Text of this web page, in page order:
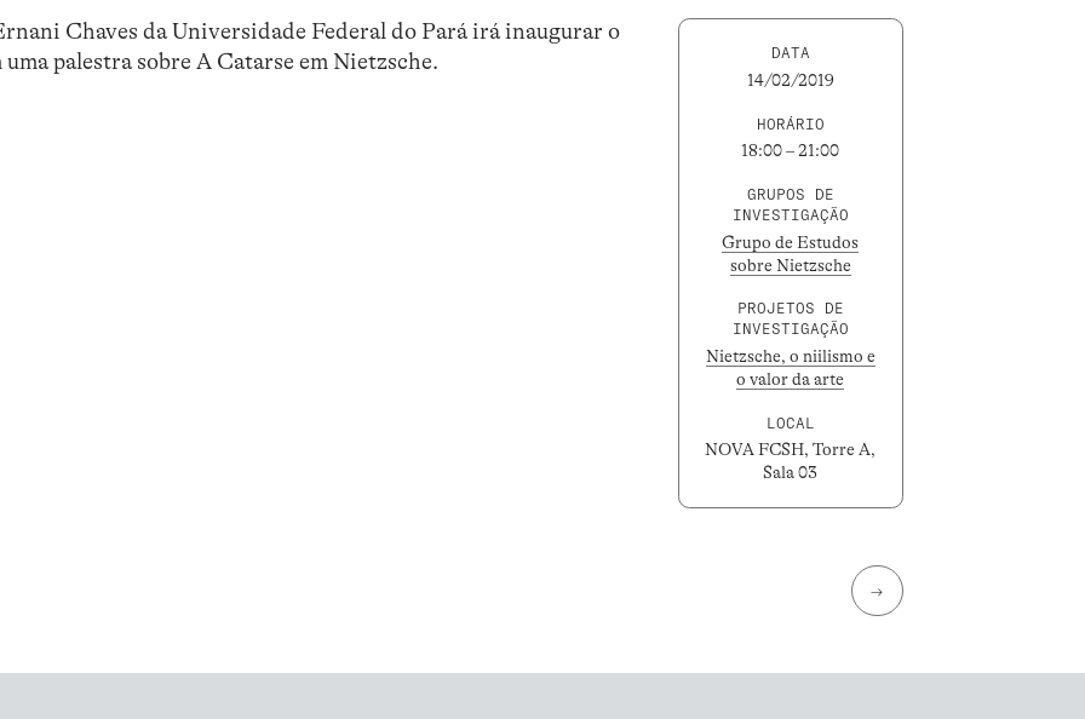
Chaves da Universidade Federal do Pará irá inaugurar o
palestra sobre A Catarse em Nietzsche.
DATA
14/02/2019
HORÁRIO
18:00 – 21:00
GRUPOS DE
INVESTIGAÇÃO
Grupo de Estudos
sobre Nietzsche
PROJETOS DE
INVESTIGAÇÃO
Nietzsche, o niilismo e
o valor da arte
LOCAL
NOVA FCSH, Torre A,
Sala 03
→